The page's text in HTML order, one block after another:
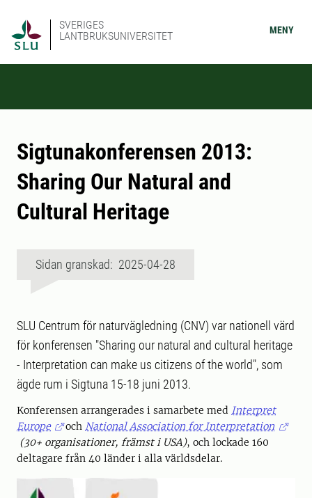
SVERIGES
LANTBRUKSUNIVERSITET
MENY
Sigtunakonferensen 2013:
Sharing Our Natural and
Cultural Heritage
Sidan granskad: 2025-04-28
SLU Centrum för naturvägledning (CNV) var nationell värd
för konferensen "Sharing our natural and cultural heritage
- Interpretation can make us citizens of the world", som
ägde rum i Sigtuna 15-18 juni 2013.
Konferensen arrangerades i samarbete med Interpret
Europe
och National Association for Interpretation
(30+ organisationer, främst i USA), och lockade 160
deltagare från 40 länder i alla världsdelar.